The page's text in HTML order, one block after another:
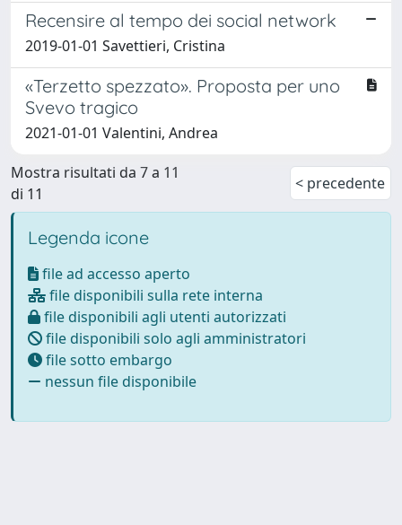
Recensire al tempo dei social network
2019-01-01 Savettieri, Cristina
«Terzetto spezzato». Proposta per uno
Svevo tragico
2021-01-01 Valentini, Andrea
Mostra risultati da 7 a 11
di 11
< precedente
Legenda icone
file ad accesso aperto
file disponibili sulla rete interna
file disponibili agli utenti autorizzati
file disponibili solo agli amministratori
file sotto embargo
nessun file disponibile